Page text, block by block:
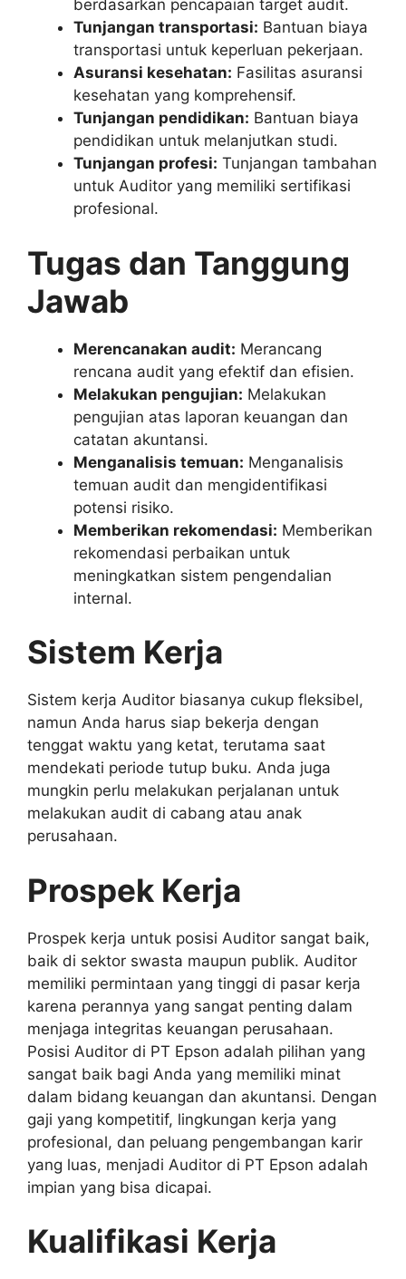
berdasarkan pencapaian target audit.
Tunjangan transportasi: Bantuan biaya
transportasi untuk keperluan pekerjaan.
Asuransi kesehatan: Fasilitas asuransi
kesehatan yang komprehensif.
Tunjangan pendidikan: Bantuan biaya
pendidikan untuk melanjutkan studi.
Tunjangan profesi: Tunjangan tambahan
untuk Auditor yang memiliki sertifikasi
profesional.
Tugas dan Tanggung
Jawab
Merencanakan audit: Merancang
rencana audit yang efektif dan efisien.
Melakukan pengujian: Melakukan
pengujian atas laporan keuangan dan
catatan akuntansi.
Menganalisis temuan: Menganalisis
temuan audit dan mengidentifikasi
potensi risiko.
Memberikan rekomendasi: Memberikan
rekomendasi perbaikan untuk
meningkatkan sistem pengendalian
internal.
Sistem Kerja
Sistem kerja Auditor biasanya cukup fleksibel,
namun Anda harus siap bekerja dengan
tenggat waktu yang ketat, terutama saat
mendekati periode tutup buku. Anda juga
mungkin perlu melakukan perjalanan untuk
melakukan audit di cabang atau anak
perusahaan.
Prospek Kerja
Prospek kerja untuk posisi Auditor sangat baik,
baik di sektor swasta maupun publik. Auditor
memiliki permintaan yang tinggi di pasar kerja
karena perannya yang sangat penting dalam
menjaga integritas keuangan perusahaan.
Posisi Auditor di PT Epson adalah pilihan yang
sangat baik bagi Anda yang memiliki minat
dalam bidang keuangan dan akuntansi. Dengan
gaji yang kompetitif, lingkungan kerja yang
profesional, dan peluang pengembangan karir
yang luas, menjadi Auditor di PT Epson adalah
impian yang bisa dicapai.
Kualifikasi Kerja